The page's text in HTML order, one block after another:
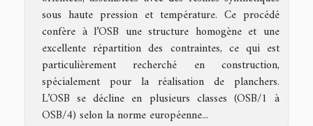
sous haute pression et température. Ce procédé
confère à l’OSB une structure homogène et une
excellente répartition des contraintes, ce qui est
particulièrement recherché en construction,
spécialement pour la réalisation de planchers.
L’OSB se décline en plusieurs classes (OSB/1 à
OSB/4) selon la norme européenne...